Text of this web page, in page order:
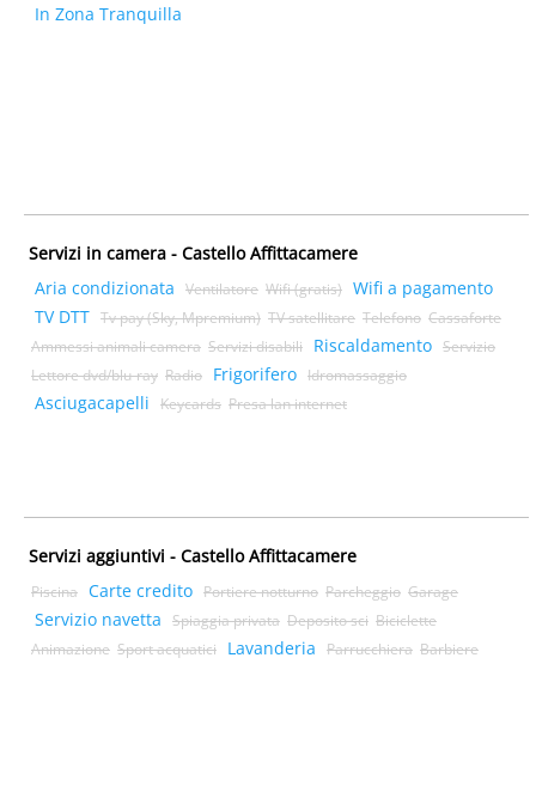
In Zona Tranquilla
Servizi in camera - Castello Affittacamere
Aria condizionata
Ventilatore Wifi (gratis) Wifi a pagamento
TV DTT Tv pay (Sky, Mpremium) TV satellitare Telefono Cassaforte
Ammessi animali camera Servizi disabili Riscaldamento Servizio
Lettore dvd/blu-ray Radio Frigorifero Idromassaggio
Asciugacapelli Keycards Presa lan internet
Servizi aggiuntivi - Castello Affittacamere
Piscina Carte credito Portiere notturno Parcheggio Garage
Servizio navetta Spiaggia privata Deposito sci Biciclette
Animazione Sport acquatici Lavanderia Parrucchiera Barbiere